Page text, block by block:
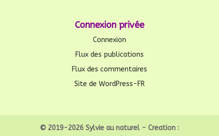
Connexion privée
Connexion
Flux des publications
Flux des commentaires
Site de WordPress-FR
© 2019-2026 Sylvie au naturel - Creation :